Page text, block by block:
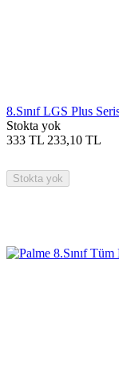
8.Sınıf LGS Plus
Stokta yok
333 TL 233,10 TL
Stokta yok